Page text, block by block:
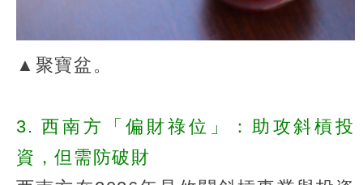
▲聚寶盆。
3. 西南方「偏財祿位」：助攻斜槓投
資，但需防破財